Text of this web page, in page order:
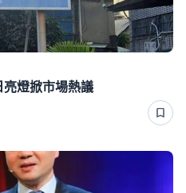
亮燈掀市場熱議